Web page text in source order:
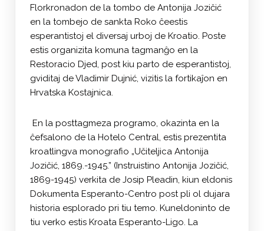
Florkronadon de la tombo de Antonija Jozičić
en la tombejo de sankta Roko ĉeestis
esperantistoj el diversaj urboj de Kroatio. Poste
estis organizita komuna tagmanĝo en la
Restoracio Djed, post kiu parto de esperantistoj,
gviditaj de Vladimir Dujnić, vizitis la fortikaĵon en
Hrvatska Kostajnica.
En la posttagmeza programo, okazinta en la
ĉefsalono de la Hotelo Central, estis prezentita
kroatlingva monografio „Učiteljica Antonija
Jozičić, 1869.-1945.” (Instruistino Antonija Jozičić,
1869-1945) verkita de Josip Pleadin, kiun eldonis
Dokumenta Esperanto-Centro post pli ol dujara
historia esplorado pri tiu temo. Kuneldoninto de
tiu verko estis Kroata Esperanto-Ligo. La